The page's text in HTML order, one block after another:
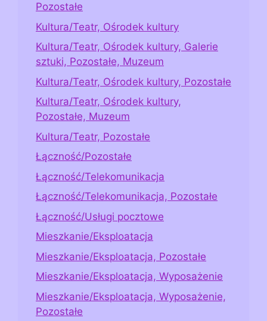
Pozostałe
Kultura/Teatr, Ośrodek kultury
Kultura/Teatr, Ośrodek kultury, Galerie
sztuki, Pozostałe, Muzeum
Kultura/Teatr, Ośrodek kultury, Pozostałe
Kultura/Teatr, Ośrodek kultury,
Pozostałe, Muzeum
Kultura/Teatr, Pozostałe
Łączność/Pozostałe
Łączność/Telekomunikacja
Łączność/Telekomunikacja, Pozostałe
Łączność/Usługi pocztowe
Mieszkanie/Eksploatacja
Mieszkanie/Eksploatacja, Pozostałe
Mieszkanie/Eksploatacja, Wyposażenie
Mieszkanie/Eksploatacja, Wyposażenie,
Pozostałe